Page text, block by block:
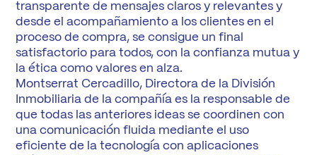
transparente de mensajes claros y relevantes y
desde el acompañamiento a los clientes en el
proceso de compra, se consigue un final
satisfactorio para todos, con la confianza mutua y
la ética como valores en alza.
Montserrat Cercadillo, Directora de la División
Inmobiliaria de la compañía es la responsable de
que todas las anteriores ideas se coordinen con
una comunicación fluida mediante el uso
eficiente de la tecnología con aplicaciones